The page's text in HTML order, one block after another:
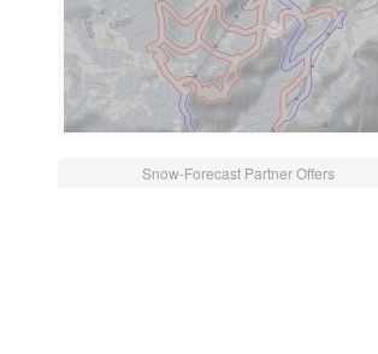
Snow-Forecast Partner Offers